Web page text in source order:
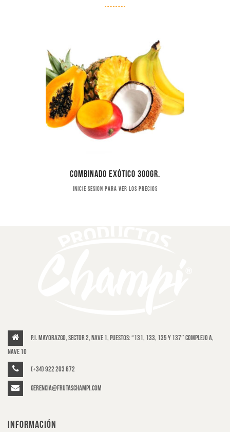
Combinado exótico 300gr.
Inicie sesion para ver los precios
P.I. Mayorazgo, Sector 2, Nave 1, puestos: “131, 133, 135 y 137″ Complejo A,
Nave 10
(+34) 922 203 672
gerencia@frutaschampi.com
INFORMACIÓN